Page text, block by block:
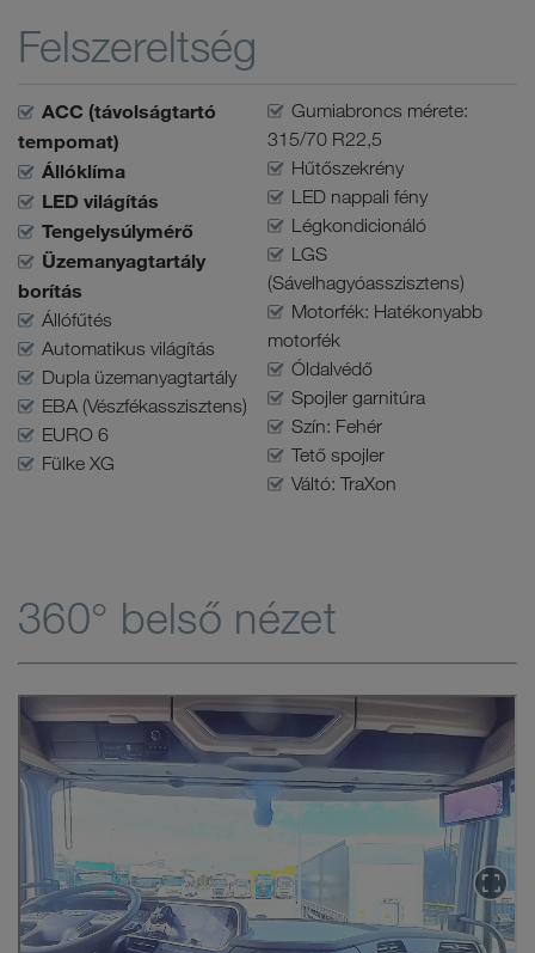
Felszereltség
ACC (távolságtartó
tempomat)
Állóklíma
LED világítás
Tengelysúlymérő
Üzemanyagtartály
borítás
Állófűtés
Automatikus világítás
Dupla üzemanyagtartály
EBA (Vészfékasszisztens)
EURO 6
Fülke XG
Gumiabroncs mérete:
315/70 R22,5
Hűtőszekrény
LED nappali fény
Légkondicionáló
LGS
(Sávelhagyóasszisztens)
Motorfék: Hatékonyabb
motorfék
Óldalvédő
Spojler garnitúra
Szín: Fehér
Tető spojler
Váltó: TraXon
360° belső nézet